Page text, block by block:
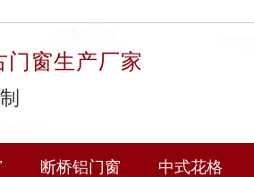
门窗生产厂家
断桥铝门窗 中式花格